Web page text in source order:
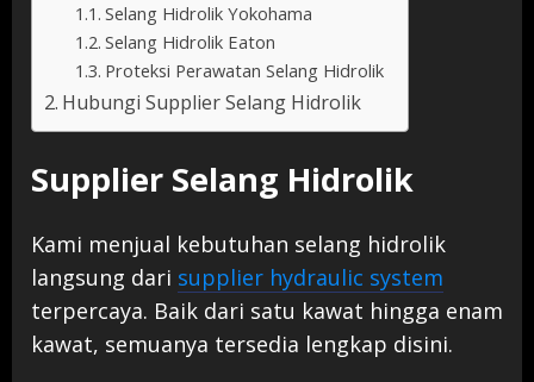
Selang Hidrolik Yokohama
Selang Hidrolik Eaton
Proteksi Perawatan Selang Hidrolik
Hubungi Supplier Selang Hidrolik
Supplier Selang Hidrolik
Kami menjual kebutuhan selang hidrolik
langsung dari supplier hydraulic system
terpercaya. Baik dari satu kawat hingga enam
kawat, semuanya tersedia lengkap disini.